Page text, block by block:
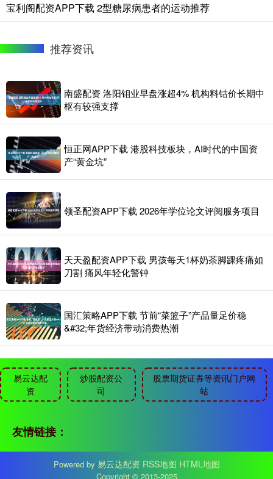
宝利阁配资APP下载 2型糖尿病患者的运动推荐
推荐资讯
南盛配资 洛阳钼业早盘涨超4% 机构料钴价长期中
枢有较强支撑
恒正网APP下载 港股科技板块，AI时代的中国资
产“黄金坑”
领圣配资APP下载 2026年学位论文评阅服务项目
天天盈配资APP下载 男孩每天1杯奶茶脚踝疼痛如
刀割 痛风年轻化警钟
国汇策略APP下载 节前“菜篮子”产品量足价稳
&#32;年货经济带动消费热潮
易云达配
资
炒股配资公
司
股票期货证券等资讯门户网
站
友情链接：
Powered by 易云达配资 RSS地图 HTML地图
Copyright © 2013-2025